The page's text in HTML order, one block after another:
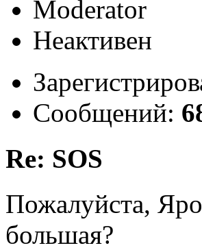
Moderator
Неактивен
Сообщений:
Re: SOS
Пожалуйста,
большая?